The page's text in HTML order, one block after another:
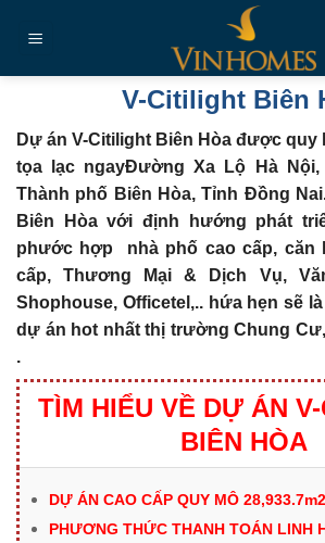
đến
V-Citilight Biên
Dự án V-Citilight Biên Hòa được quy
tọa lạc ngayĐường Xa Lộ Hà
Thành phố Biên Hòa, Tỉnh Đồng
Biên Hòa với định hướng phát
phước hợp nhà phố cao cấp, căn
cấp, Thương Mại & Dịch Vụ,
Shophouse, Officetel,.. hứa hẹn sẽ
dự án hot nhất thị trường Chung
.
TÌM HIỂU VỀ DỰ ÁN
BIÊN HÒA
DỰ ÁN CAO CẤP QUY MÔ 28,933.7m2
PHƯƠNG THỨC THANH TOÁN LINH